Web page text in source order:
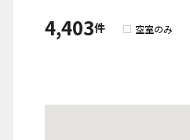
4,403件 空室のみ